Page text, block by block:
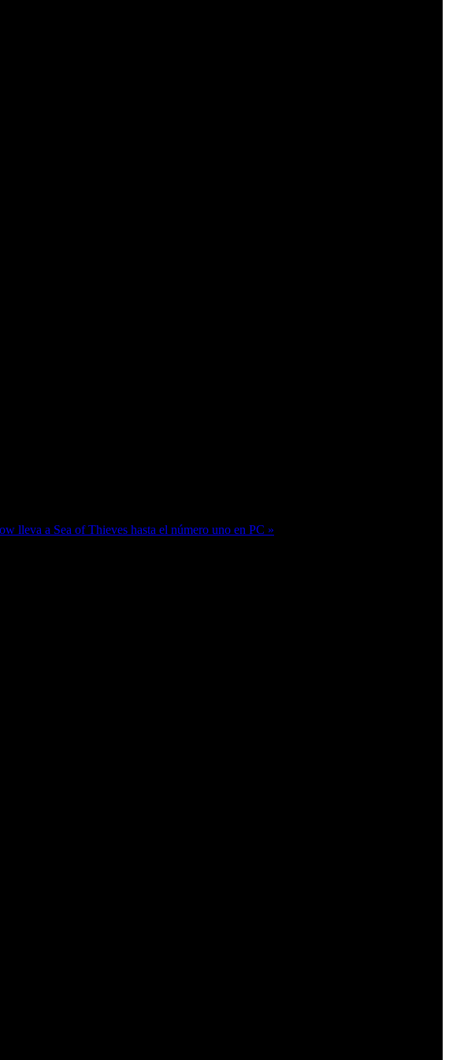
lleva a Sea of Thieves hasta el número uno en PC »